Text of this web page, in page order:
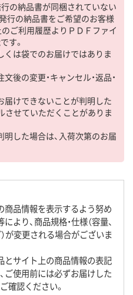
行の納品書が同梱されていない
行の納品書をご希望のお客様
のご利用履歴よりＰＤＦファイ
す。
くは袋でのお届けではありま
後の変更・キャンセル・返品・
届けできないことが判明した
させていただくことがありま
明した場合は、入荷次第のお届
商品情報を表示するよう努め
より、商品規格・仕様（容量、
が変更される場合がございま
とサイト上の商品情報の表記
ご使用前には必ずお届けした
確認ください。